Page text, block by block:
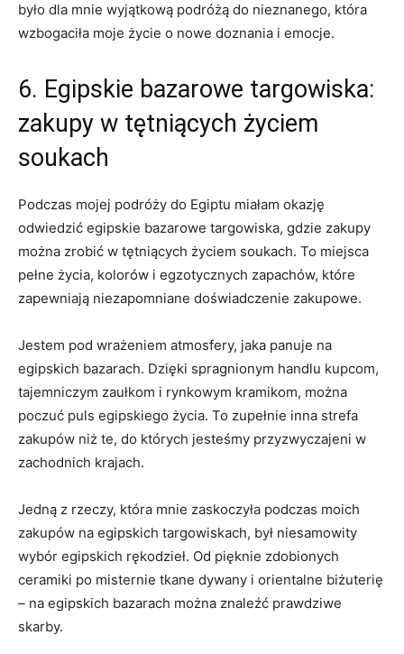
było dla mnie wyjątkową podróżą do nieznanego, która
wzbogaciła moje ‍życie o⁣ nowe doznania i emocje.
6.⁤ Egipskie bazarowe targowiska:
‍zakupy w tętniących życiem
soukach
Podczas mojej podróży do Egiptu ​miałam ‍okazję
odwiedzić egipskie bazarowe targowiska, gdzie zakupy‍
można zrobić w tętniących życiem soukach.⁢ To miejsca⁢
pełne życia,⁤ kolorów i egzotycznych zapachów, które
zapewniają niezapomniane doświadczenie zakupowe.
Jestem⁢ pod wrażeniem atmosfery, jaka panuje⁣ na
egipskich ​bazarach. Dzięki spragnionym handlu kupcom,
tajemniczym zaułkom i ‌rynkowym kramikom, można
poczuć puls‍ egipskiego życia. To zupełnie inna strefa
zakupów niż te, do których jesteśmy przyzwyczajeni w
zachodnich krajach.
Jedną z rzeczy, która mnie zaskoczyła‌ podczas moich
⁤zakupów ​na egipskich targowiskach, ⁤był‌ niesamowity
wybór egipskich rękodzieł. Od pięknie zdobionych
ceramiki⁤ po misternie ‍tkane dywany i​ orientalne biżuterię
– na egipskich bazarach można znaleźć prawdziwe
skarby.